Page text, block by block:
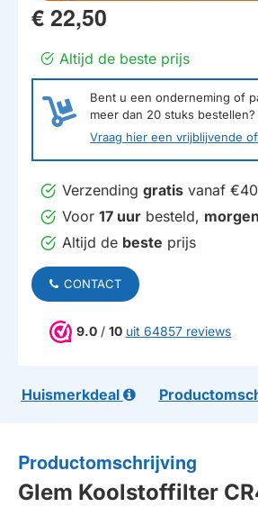
€ 22,50
Altijd de beste prijs
Bent u een onderneming of
meer dan 20 stuks bestellen?
Vraag hier een vrijblijvende
Verzending gratis vanaf €40
Voor 17 uur besteld, morgen
Altijd de beste prijs
CONTACT
9.0 / 10 uit 64857 reviews
Huismerkdeal
Productomschrijving
Glem Koolstoffilter